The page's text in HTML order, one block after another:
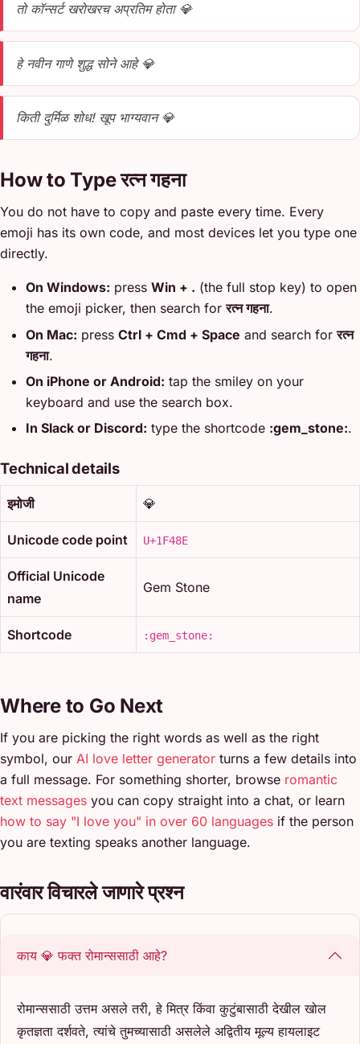
तो कॉन्सर्ट खरोखरच अप्रतिम होता 💎
हे नवीन गाणे शुद्ध सोने आहे 💎
किती दुर्मिळ शोध! खूप भाग्यवान 💎
How to Type रत्न गहना
You do not have to copy and paste every time. Every
emoji has its own code, and most devices let you type one
directly.
On Windows: press Win + . (the full stop key) to open
the emoji picker, then search forरत्न गहना.
On Mac: press Ctrl + Cmd + Space and search forरत्न
गहना.
On iPhone or Android: tap the smiley on your
keyboard and use the search box.
In Slack or Discord: type the shortcode :gem_stone:.
Technical details
इमोजी 💎
Unicode code point U+1F48E
Official Unicode
name
Gem Stone
Shortcode :gem_stone:
Where to Go Next
If you are picking the right words as well as the right
symbol, our AI love letter generator turns a few details into
a full message. For something shorter, browse romantic
text messages you can copy straight into a chat, or learn
how to say "I love you" in over 60 languages if the person
you are texting speaks another language.
वारंवार विचारले जाणारे प्रश्न
काय 💎 फक्त रोमान्ससाठी आहे?
रोमान्ससाठी उत्तम असले तरी, हे मित्र किंवा कुटुंबासाठी देखील खोल
कृतज्ञता दर्शवते, त्यांचे तुमच्यासाठी असलेले अद्वितीय मूल्य हायलाइट